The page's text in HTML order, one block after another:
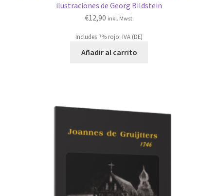
ilustraciones de Georg Bildstein
€12,90 inkl. Mwst.
Includes 7% rojo. IVA (DE)
Añadir al carrito